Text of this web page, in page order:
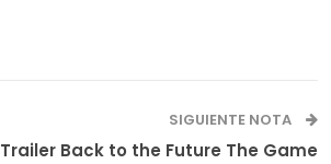
SIGUIENTE NOTA
Trailer Back to the Future The Game